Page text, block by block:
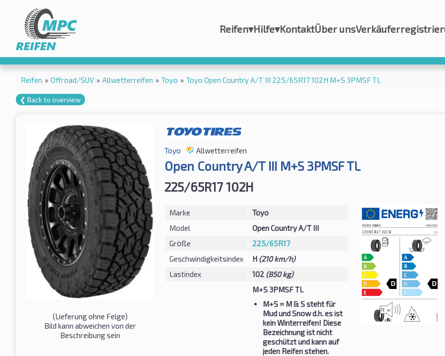
Reifen▾Hilfe▾KontaktÜber uns
Reifen » Offroad/SUV » Allwetterreifen » Toyo » Toyo Open Country A/T III 225/65R17 102H M+S 3PMSF TL
❮ Back to overview
(Lieferung ohne Felge)
Bild kann abweichen von der
Beschreibung sein
Toyo Allwetterreifen
Open Country A/T III M+S 3PMSF TL
225/65R17 102H
Marke
Toyo
Model
Open Country A/T III
Größe
225/65R17
Geschwindigkeitsindex
H (210 km/h)
Lastindex
102 (850 kg)
M+S 3PMSF TL
M+S= M & S steht für
Mud und Snow d.h. es ist
kein Winterreifen! Diese
Bezeichnung ist nicht
geschützt und kann auf
jeden Reifen stehen.